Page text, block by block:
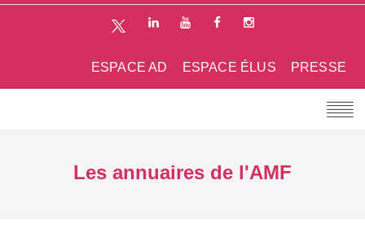
PRESSE
ESPACE ÉLUS
ESPACE AD
Les annuaires de l'AMF